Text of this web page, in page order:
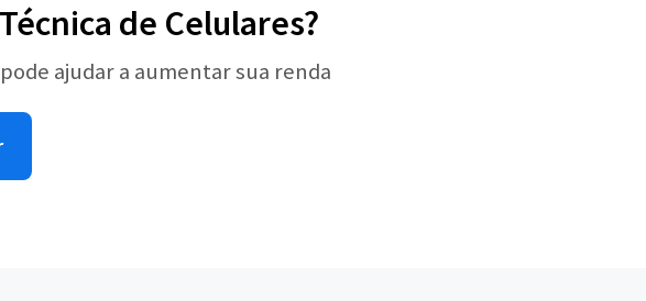
de Celulares?
ajudar a aumentar sua renda